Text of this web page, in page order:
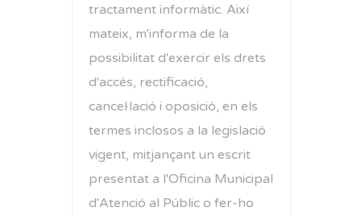
tractament informàtic. Així
mateix, m'informa de la
possibilitat d'exercir els drets
d'accés, rectificació,
cancel·lació i oposició, en els
termes inclosos a la legislació
vigent, mitjançant un escrit
presentat a l'Oficina Municipal
d'Atenció al Públic o fer-ho